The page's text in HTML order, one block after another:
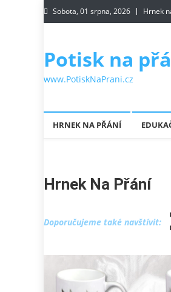
Skip to content
Sobota, 01 srpna, 2026 Hrnek
Potisk na
www.PotiskNaPrani.cz
HRNEK NA PŘÁNÍ
Hrnek Na Přání
Doporučujeme také navštívit: